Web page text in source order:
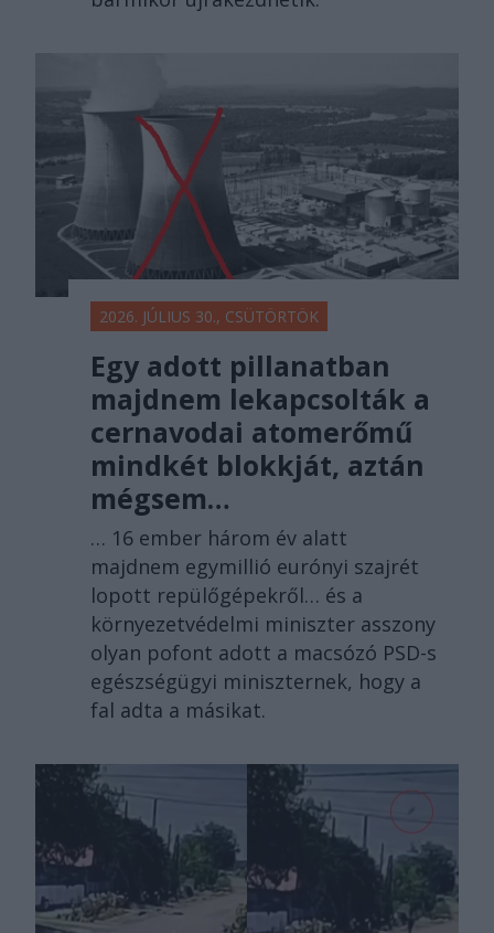
2026. JÚLIUS 30., CSÜTÖRTÖK
Egy adott pillanatban
majdnem lekapcsolták a
cernavodai atomerőmű
mindkét blokkját, aztán
mégsem…
… 16 ember három év alatt
majdnem egymillió eurónyi szajrét
lopott repülőgépekről… és a
környezetvédelmi miniszter asszony
olyan pofont adott a macsózó PSD-s
egészségügyi miniszternek, hogy a
fal adta a másikat.